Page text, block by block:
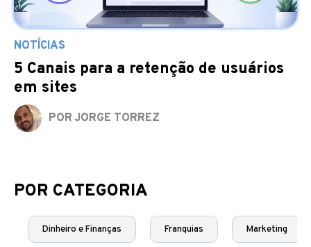
NOTÍCIAS
5 Canais para a retenção de usuários
em sites
POR JORGE TORREZ
POR CATEGORIA
Dinheiro e Finanças Franquias Marketing